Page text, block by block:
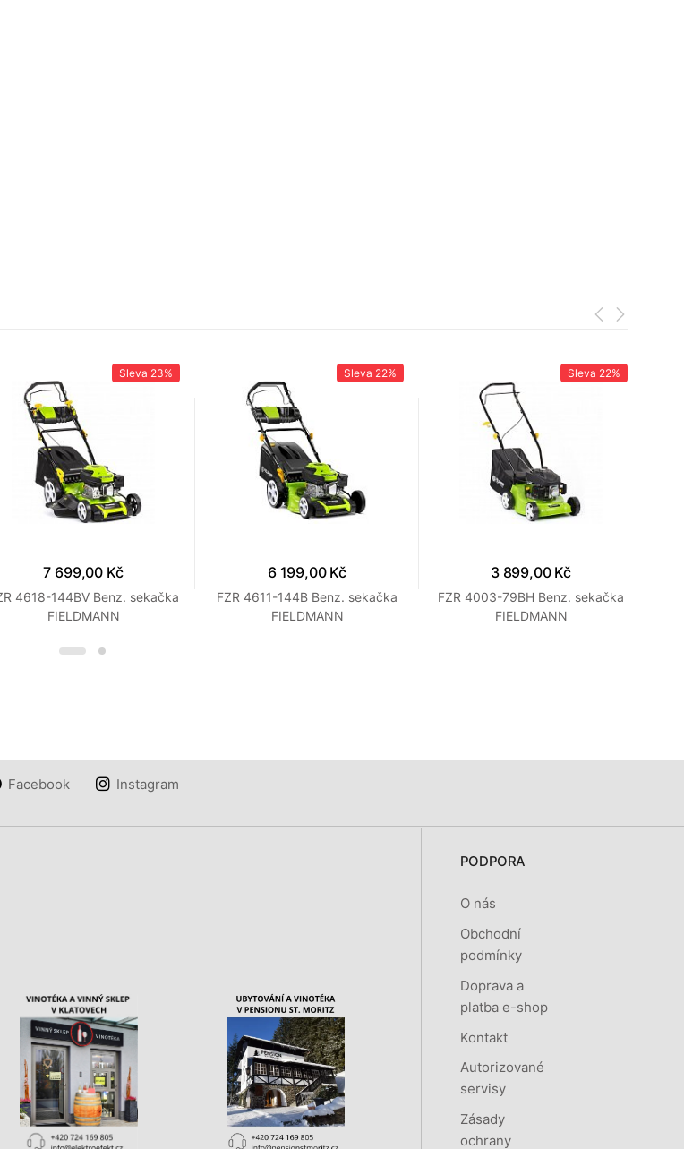
Sleva 23%
7 699,00 Kč
4618-144BV Benz. sekačka
FIELDMANN
Sleva 22%
6 199,00 Kč
FZR 4611-144B Benz. sekačka
FIELDMANN
Sleva 22%
3 899,00 Kč
FZR 4003-79BH Benz. sekačka
FIELDMANN
Facebook Instagram
PODPORA
O nás
Obchodní
podmínky
Doprava a
platba e-shop
Kontakt
Autorizované
servisy
Zásady
ochrany